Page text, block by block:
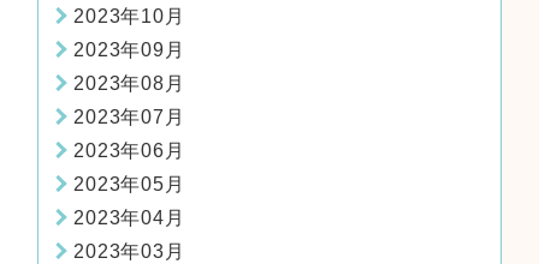
2023年10月
2023年09月
2023年08月
2023年07月
2023年06月
2023年05月
2023年04月
2023年03月